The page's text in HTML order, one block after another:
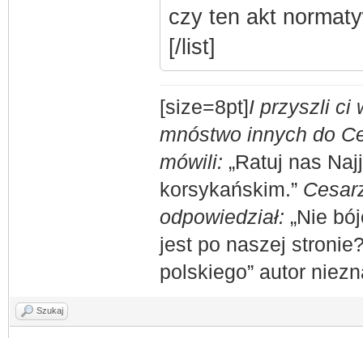
czy ten akt
[/list]
[size=8pt]I przyszli ci
mnóstwo innych do
mówili: „Ratuj nas
korsykańskim.”
odpowiedział: „Nie
jest po naszej
polskiego” autor
Szukaj